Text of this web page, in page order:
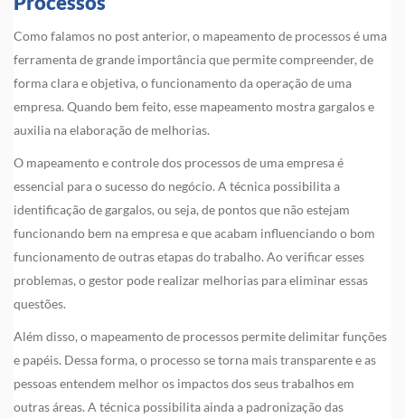
Como falamos no post anterior, o mapeamento de processos é uma
ferramenta de grande importância que permite compreender, de
forma clara e objetiva, o funcionamento da operação de uma
empresa. Quando bem feito, esse mapeamento mostra gargalos e
auxilia na elaboração de melhorias.
O mapeamento e controle dos processos de uma empresa é
essencial para o sucesso do negócio. A técnica possibilita a
identificação de gargalos, ou seja, de pontos que não estejam
funcionando bem na empresa e que acabam influenciando o bom
funcionamento de outras etapas do trabalho. Ao verificar esses
problemas, o gestor pode realizar melhorias para eliminar essas
questões.
Além disso, o mapeamento de processos permite delimitar funções
e papéis. Dessa forma, o processo se torna mais transparente e as
pessoas entendem melhor os impactos dos seus trabalhos em
outras áreas. A técnica possibilita ainda a padronização das